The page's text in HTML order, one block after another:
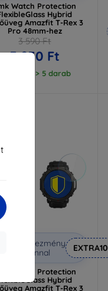
Watch Protection
Hybrid
Amazfit T-Rex 3
Pro 48mm-hez
3 590 Ft
3 230 Ft
Raktáron > 5 darab
Kedvezmény
kuponnal
EXTRA10
Watch Protection
FlexibleGlass Hybrid
Amazfit T-Rex 3